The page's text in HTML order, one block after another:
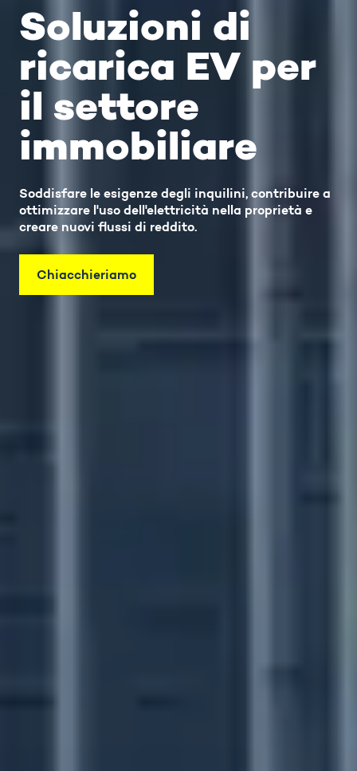
Soluzioni di
ricarica EV per
il settore
immobiliare
Soddisfare le esigenze degli inquilini, contribuire a
ottimizzare l'uso dell'elettricità nella proprietà e
creare nuovi flussi di reddito.
Chiacchieriamo